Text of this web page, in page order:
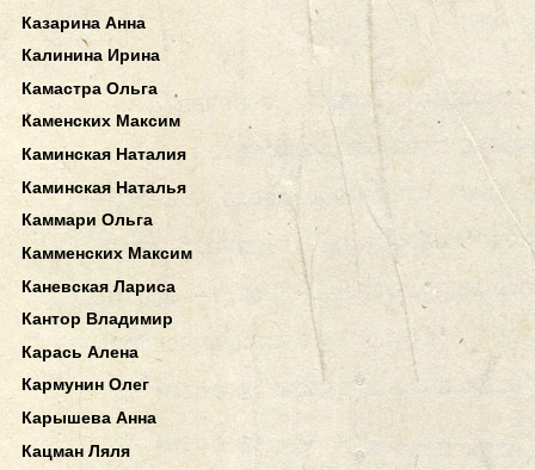
Казарина Анна
Калинина Ирина
Камастра Ольга
Каменских Максим
Каминская Наталия
Каминская Наталья
Каммари Ольга
Камменских Максим
Каневская Лариса
Кантор Владимир
Карась Алена
Кармунин Олег
Карышева Анна
Кацман Ляля